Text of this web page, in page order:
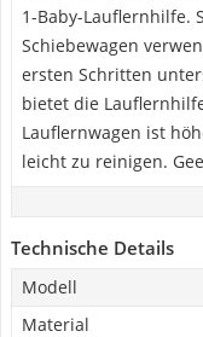
1-Baby-Lauflernhilfe.
Schiebewagen
ersten Schritten
bietet die
Lauflernwagen ist
leicht zu reinigen.
Technische Details
Modell
Material